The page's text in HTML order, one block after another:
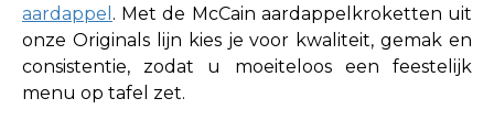
aardappel . Met de McCain aardappelkroketten uit
onze Originals lijn kies je voor kwaliteit, gemak en
consistentie, zodat u moeiteloos een feestelijk
menu op tafel zet.